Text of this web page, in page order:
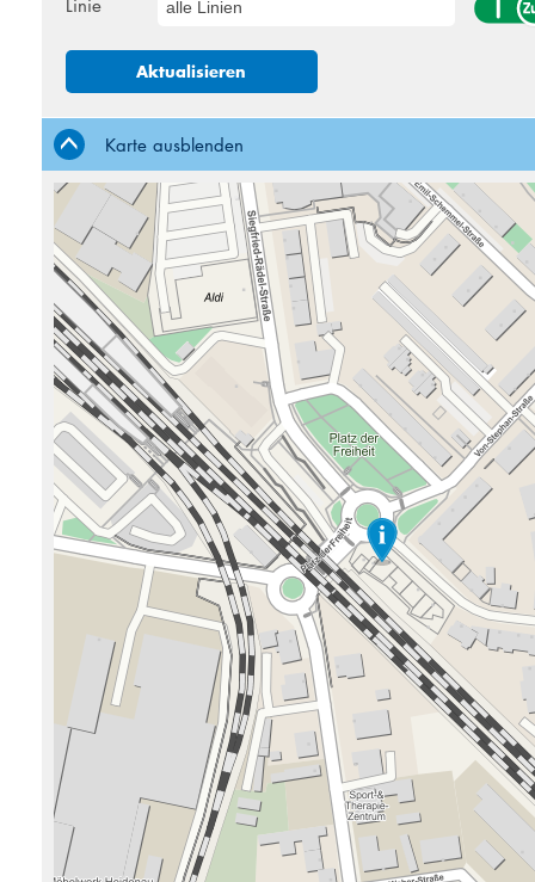
Mo Di
10 11
24
31 1
Linie alle Linien
Aktualisieren
Karte ausblenden